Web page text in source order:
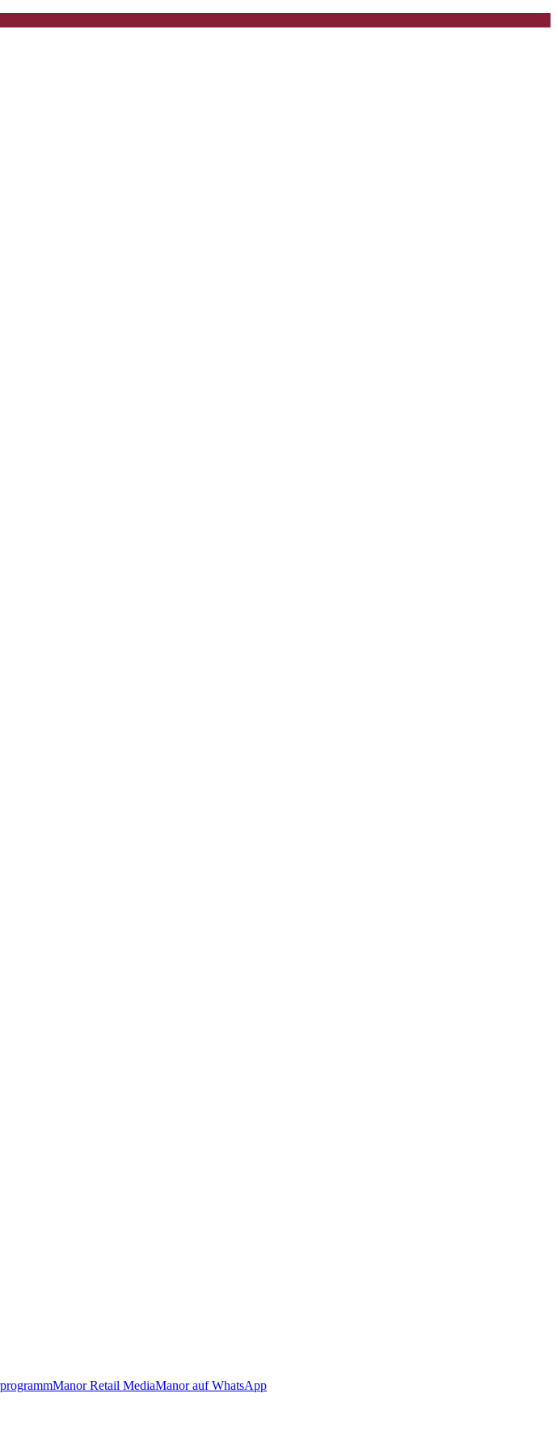
Manor Retail MediaManor auf WhatsApp